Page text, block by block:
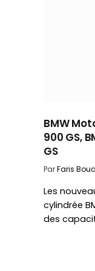
BMW
900 GS,
GS
ParFaris
Les
cylindrée
des